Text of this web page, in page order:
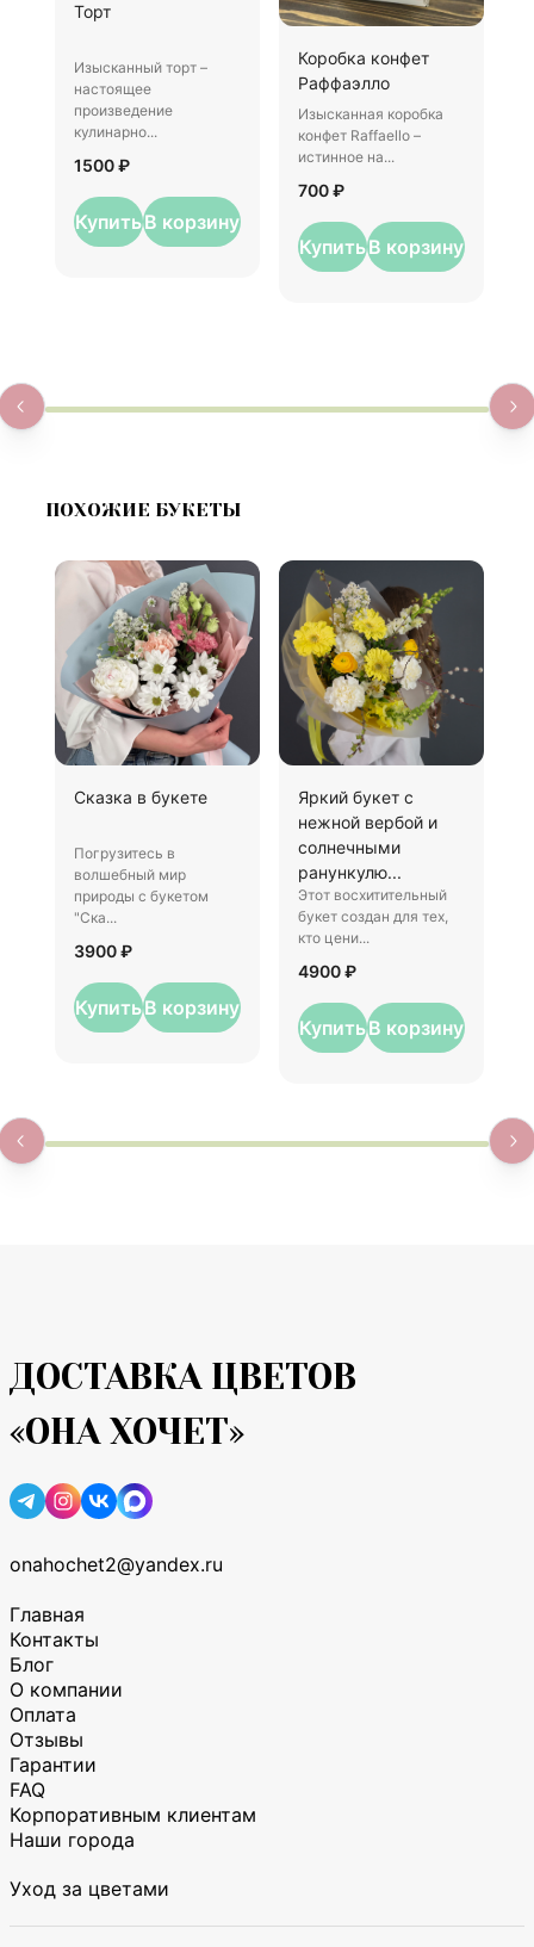
Торт
Изысканный торт –
настоящее
произведение
кулинарно...
1500 ₽
КупитьВ корзину
Коробка конфет
Раффаэлло
Изысканная коробка
конфет Raffaello –
истинное на...
700 ₽
КупитьВ корзину
ПОХОЖИЕ БУКЕТЫ
Сказка в букете
Погрузитесь в
волшебный мир
природы с букетом
"Ска...
3900 ₽
КупитьВ корзину
Яркий букет с
нежной вербой и
солнечными
ранункулю...
Этот восхитительный
букет создан для тех,
кто цени...
4900 ₽
КупитьВ корзину
ДОСТАВКА ЦВЕТОВ
«ОНА ХОЧЕТ»
onahochet2@yandex.ru
Главная
Контакты
Блог
О компании
Оплата
Отзывы
Гарантии
FAQ
Корпоративным клиентам
Наши города
Уход за цветами